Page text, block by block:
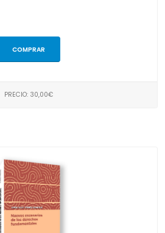
COMPRAR
PRECIO: 30,00€